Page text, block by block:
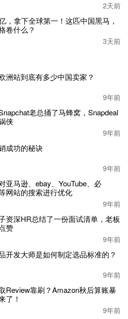
相匹配
家的需求匹配起来，你就要清楚
会有什么样的反应。掌握了这
已选的关键词按优先顺序排好，
要认真对待。
要处理：
键词。
好的。
家的需求是选择关键词的关键，还
最适合你的产品的。
2天前
，拿下全球第一！这匹中国黑马，
卷什么？
3天前
洲站到底有多少中国卖家？
9年前
老总捅了马蜂窝，Snapdeal
侠
9年前
成功的秘诀
9年前
亚马逊、ebay、YouTube、必
站的搜索进行优化
9年前
资深HR总结了一份面试清单，老板
赞
9年前
开发大师是如何制定选品标准的？
9年前
Review靠刷？Amazon秋后算账暴
了！
9年前